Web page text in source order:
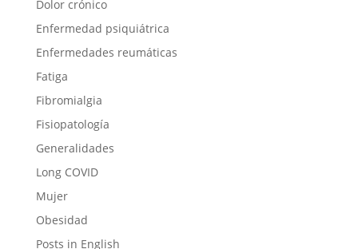
Dolor crónico
Enfermedad psiquiátrica
Enfermedades reumáticas
Fatiga
Fibromialgia
Fisiopatología
Generalidades
Long COVID
Mujer
Obesidad
Posts in English